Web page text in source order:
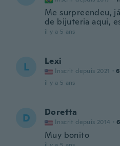
Me surpreendeu,
de bijuteria aqui,
il y a 5 ans
L Lexi
Inscrit depuis 2021 · 6
il y a 5 ans
D Doretta
Inscrit depuis 2014 ·
Muy bonito